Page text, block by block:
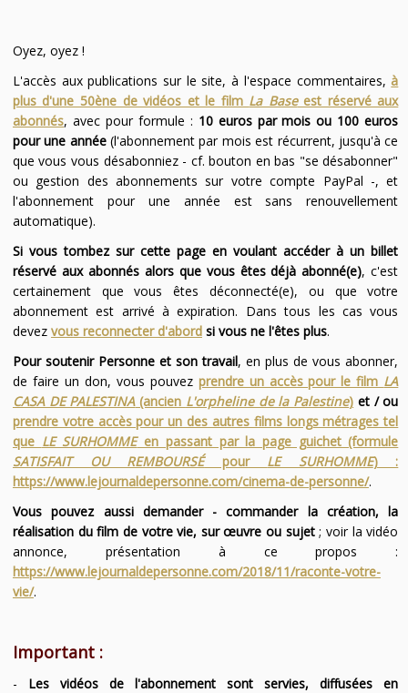
Oyez, oyez !
L'accès aux publications sur le site, à l'espace commentaires,à
plus d'une 50ène de vidéos et le film La Baseest réservé aux
abonnés, avec pour formule : 10 euros par mois ou 100 euros
pour une année(l'abonnement par mois est récurrent, jusqu'à ce
que vous vous désabonniez - cf. bouton en bas "se désabonner"
ou gestion des abonnements sur votre compte PayPal -, et
l'abonnement pour une année est sans renouvellement
automatique).
Si vous tombez sur cette page en voulant accéder à un billet
réservé aux abonnés alors que vous êtes déjà abonné(e), c'est
certainement que vous êtes déconnecté(e), ou que votre
abonnement est arrivé à expiration. Dans tous les cas vous
devez vous reconnecter d'abordsi vous ne l'êtes plus.
Pour soutenir Personne et son travail, en plus de vous abonner,
de faire un don, vous pouvez prendre un accès pour le film LA
CASA DE PALESTINA(ancien L'orpheline de la Palestine) et / ou
prendre votre accès pour un des autres films longs métrages tel
que LE SURHOMMEen passant par la page guichet (formule
SATISFAIT OU REMBOURSÉpour LE SURHOMME) :
https://www.lejournaldepersonne.com/cinema-de-personne/.
Vous pouvez aussi demander - commander la création, la
réalisation du film de votre vie, sur œuvre ou sujet; voir la vidéo
annonce, présentation à ce propos :
https://www.lejournaldepersonne.com/2018/11/raconte-votre-
vie/.
Important :
- Les vidéos de l'abonnement sont servies, diffusées en